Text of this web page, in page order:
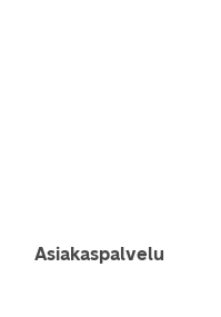
Asiakaspalvelu